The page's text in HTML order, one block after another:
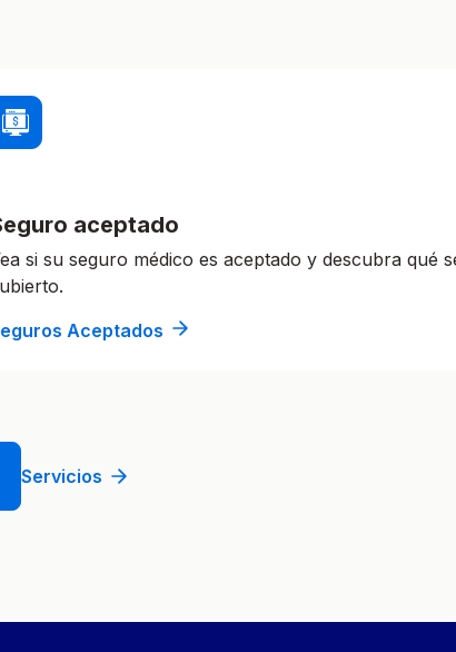
aceptado
si su seguro médico es aceptado y descubra qué
Aceptados
Servicios